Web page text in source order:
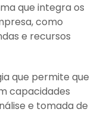
que integra os
como
e recursos
que permite que
capacidades
e tomada de